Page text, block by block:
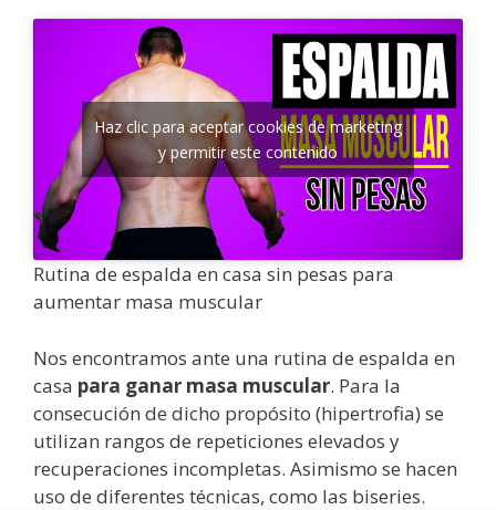
Haz clic para aceptar cookies de marketing
y permitir este contenido
Rutina de espalda en casa sin pesas para
aumentar masa muscular
Nos encontramos ante una rutina de espalda en
casa para ganar masa muscular. Para la
consecución de dicho propósito (hipertrofia) se
utilizan rangos de repeticiones elevados y
recuperaciones incompletas. Asimismo se hacen
uso de diferentes técnicas, como las biseries.